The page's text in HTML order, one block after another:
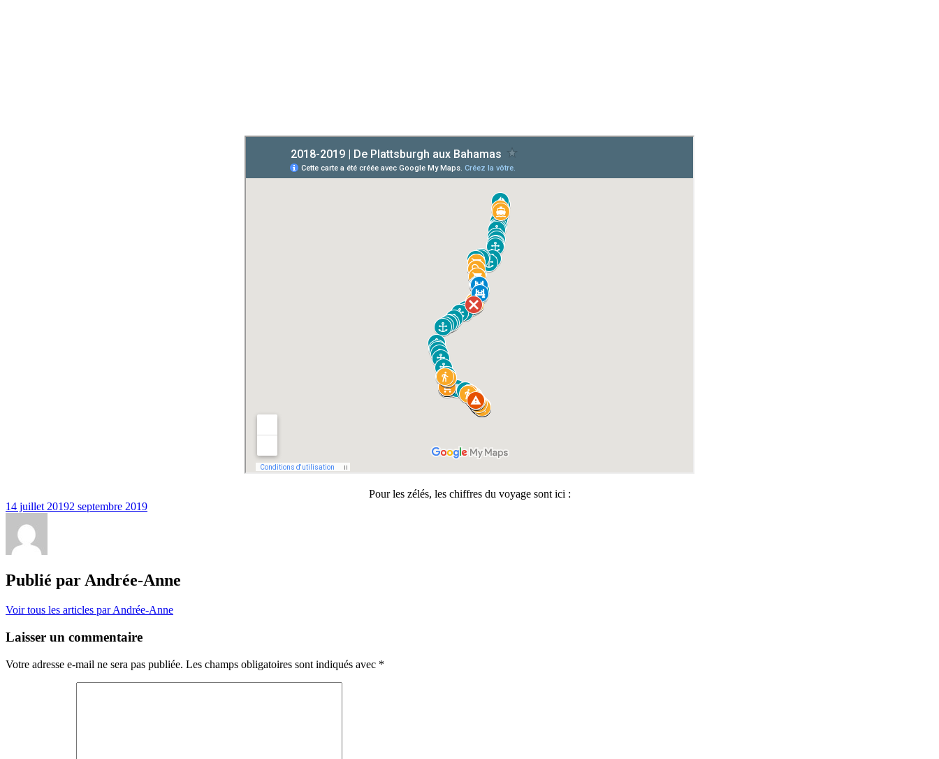
Pour les zélés, les chiffres du voyage sont ici :
14 juillet 20192 septembre 2019
Publié parAndrée-Anne
Voir tous les articles par Andrée-Anne
Laisser un commentaire
Votre adresse e-mail ne sera pas publiée. Les champs obligatoires sont indiqués avec *